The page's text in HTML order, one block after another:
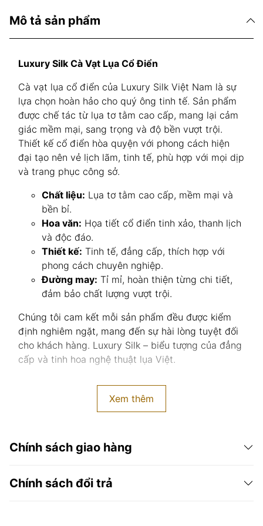
Mô tả sản phẩm
Luxury Silk Cà Vạt Lụa Cổ Điển
Cà vạt lụa cổ điển của Luxury Silk Việt Nam là sự
lựa chọn hoàn hảo cho quý ông tinh tế. Sản phẩm
được chế tác từ lụa tơ tằm cao cấp, mang lại cảm
giác mềm mại, sang trọng và độ bền vượt trội.
Thiết kế cổ điển hòa quyện với phong cách hiện
đại tạo nên vẻ lịch lãm, tinh tế, phù hợp với mọi dịp
và trang phục công sở.
Chất liệu: Lụa tơ tằm cao cấp, mềm mại và
bền bỉ.
Hoa văn: Họa tiết cổ điển tinh xảo, thanh lịch
và độc đáo.
Thiết kế: Tinh tế, đẳng cấp, thích hợp với
phong cách chuyên nghiệp.
Đường may: Tỉ mỉ, hoàn thiện từng chi tiết,
đảm bảo chất lượng vượt trội.
Chúng tôi cam kết mỗi sản phẩm đều được kiểm
định nghiêm ngặt, mang đến sự hài lòng tuyệt đối
cho khách hàng. Luxury Silk – biểu tượng của đẳng
cấp và tinh hoa nghệ thuật lụa Việt.
Xem thêm
Chính sách giao hàng
Chính sách đổi trả